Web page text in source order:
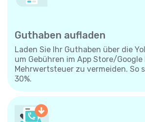
Guthaben aufladen
Laden Sie Ihr Guthaben über die
um Gebühren im App Store/
Mehrwertsteuer zu vermeiden. So
30%.